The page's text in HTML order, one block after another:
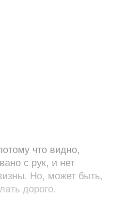
что видно,
с рук, и нет
Но, может быть,
дорого.